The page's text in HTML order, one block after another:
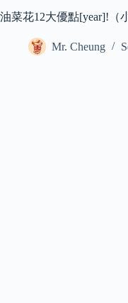
油菜花12大優點[year]!（
Mr. Cheung